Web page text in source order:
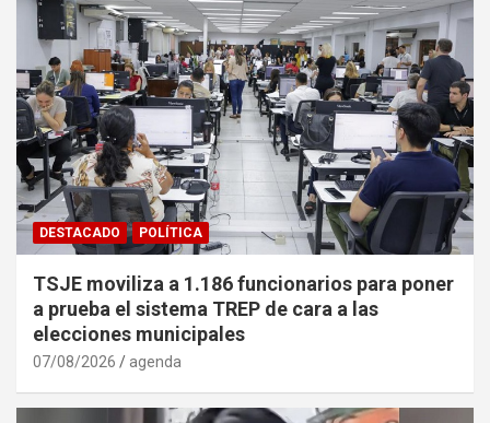
DESTACADO POLÍTICA
TSJE moviliza a 1.186 funcionarios para poner
a prueba el sistema TREP de cara a las
elecciones municipales
07/08/2026 agenda